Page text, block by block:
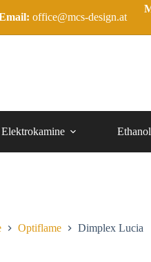
office@mcs-design.at
Elektrokamine
Optiflame Dimplex Lucia